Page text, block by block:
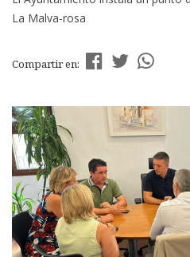
La Malva-rosa
Compartir en: